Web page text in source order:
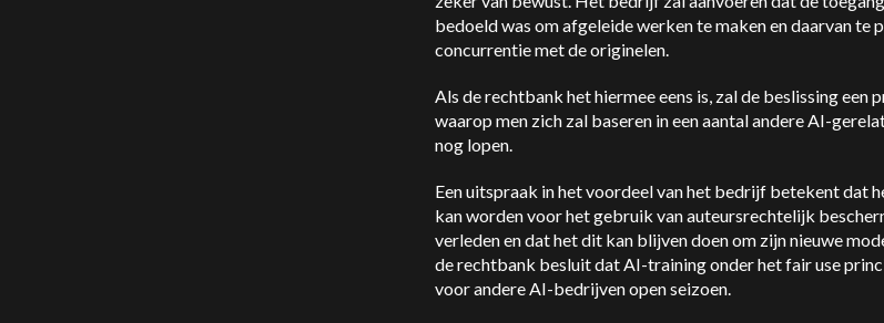
bedoeld was om afgeleide werken te maken en daarvan te
concurrentie met de originelen.
Als de rechtbank het hiermee eens is, zal de beslissing een
waarop men zich zal baseren in een aantal andere AI-
nog lopen.
Een uitspraak in het voordeel van het bedrijf betekent dat
kan worden voor het gebruik van auteursrechtelijk
verleden en dat het dit kan blijven doen om zijn nieuwe
de rechtbank besluit dat AI-training onder het fair use
voor andere AI-bedrijven open seizoen.